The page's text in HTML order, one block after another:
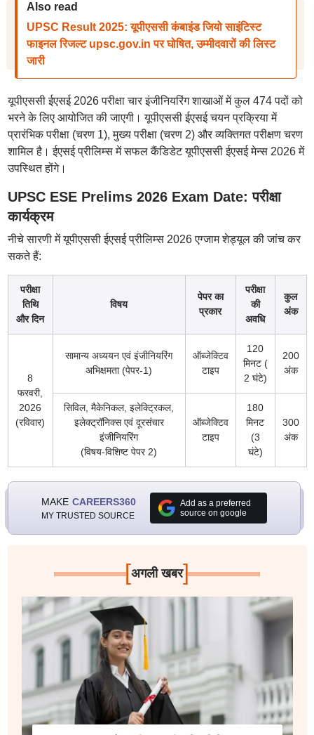
Also read
UPSC Result 2025: यूपीएससी कंबाइंड जियो साइंटिस्ट
फाइनल रिजल्ट upsc.gov.in पर घोषित, उम्मीदवारों की लिस्ट
जारी
यूपीएससी ईएसई 2026 परीक्षा चार इंजीनियरिंग शाखाओं में कुल 474 पदों को
भरने के लिए आयोजित की जाएगी। यूपीएससी ईएसई चयन प्रक्रिया में
प्रारंभिक परीक्षा (चरण 1), मुख्य परीक्षा (चरण 2) और व्यक्तिगत परीक्षण चरण
शामिल है। ईएसई प्रीलिम्स में सफल कैंडिडेट यूपीएससी ईएसई मेन्स 2026 में
उपस्थित होंगे।
UPSC ESE Prelims 2026 Exam Date: परीक्षा
कार्यक्रम
नीचे सारणी में यूपीएससी ईएसई प्रीलिम्स 2026 एग्जाम शेड्यूल की जांच कर
सकते हैं:
परीक्षा
तिथि
और दिन
विषय
पेपर का
प्रकार
परीक्षा
की
अवधि
कुल
अंक
8
फरवरी,
2026
(रविवार)
सामान्य अध्ययन एवं इंजीनियरिंग
अभिक्षमता (पेपर-1)
ऑब्जेक्टिव
टाइप
120
मिनट (
2 घंटे)
200
अंक
सिविल, मैकेनिकल, इलेक्ट्रिकल,
इलेक्ट्रॉनिक्स एवं दूरसंचार
इंजीनियरिंग
(विषय-विशिष्ट पेपर 2)
ऑब्जेक्टिव
टाइप
180
मिनट
(3
घंटे)
300
अंक
MAKE CAREERS360
MY TRUSTED SOURCE
Add as a preferred
source on google
[अगली खबर]